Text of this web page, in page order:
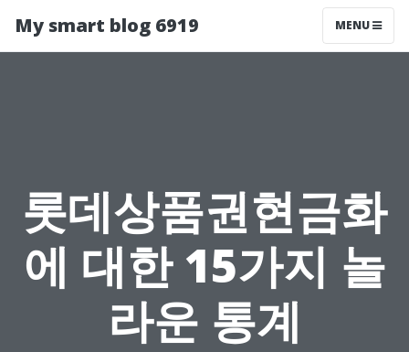
My smart blog 6919 MENU
롯데상품권현금화
에 대한 15가지 놀
라운 통계